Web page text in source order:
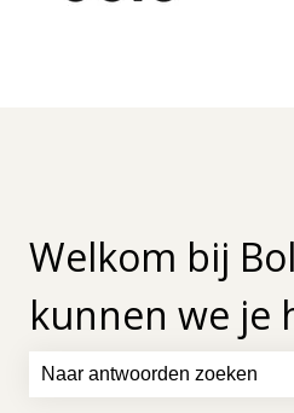
Welkom bij
kunnen we je